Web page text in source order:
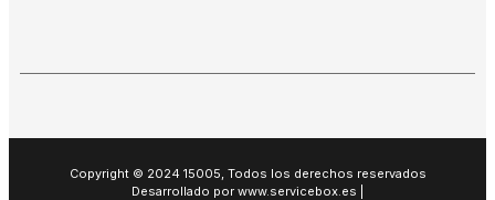
Copyright © 2024 15005, Todos los derechos reservados
Desarrollado por www.servicebox.es |